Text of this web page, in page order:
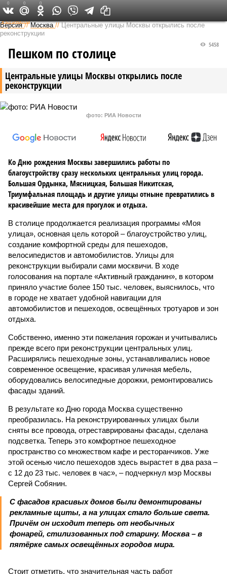
Федеральный выпуск
Версия //Москва //Центральные улицы Москвы открылись после
реконструкции
Центральные улицы Москвы открылись после
реконструкции
5458
Пешком по столице
фото: РИА Новости
Ко Дню рождения Москвы завершились работы по
благоустройству сразу нескольких центральных улиц города.
Большая Ордынка, Мясницкая, Большая Никитская,
Триумфальная площадь и другие улицы отныне превратились в
красивейшие места для прогулок и отдыха.
В столице продолжается реализация программы «Моя
улица», основная цель которой – благоустройство улиц,
создание комфортной среды для пешеходов,
велосипедистов и автомобилистов. Улицы для
реконструкции выбирали сами москвичи. В ходе
голосования на портале «Активный гражданин», в котором
приняло участие более 150 тыс. человек, выяснилось, что
в городе не хватает удобной навигации для
автомобилистов и пешеходов, освещённых тротуаров и зон
отдыха.
Собственно, именно эти пожелания горожан и учитывались
прежде всего при реконструкции центральных улиц.
Расширялись пешеходные зоны, устанавливались новое
современное освещение, красивая уличная мебель,
оборудовались велосипедные дорожки, ремонтировались
фасады зданий.
В результате ко Дню города Москва существенно
преобразилась. На реконструированных улицах были
сняты все провода, отреставрированы фасады, сделана
подсветка. Теперь это комфортное пешеходное
пространство со множеством кафе и ресторанчиков. Уже
этой осенью число пешеходов здесь вырастет в два раза –
с 12 до 23 тыс. человек в час», – подчеркнул мэр Москвы
Сергей Собянин.
С фасадов красивых домов были демонтированы
рекламные щиты, а на улицах стало больше света.
Причём он исходит теперь от необычных
фонарей, стилизованных под старину. Москва – в
пятёрке самых освещённых городов мира.
Стоит отметить, что значительная часть работ
0 0 0